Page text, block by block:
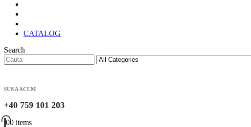
CATALOG
Search
SUNA ACUM
+40 759 101 203
00 items